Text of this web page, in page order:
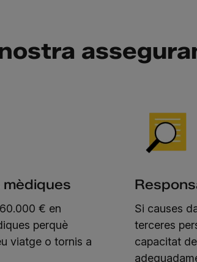
€ en
perquè
viatge o tornis a
Si causes
terceres
capacitat